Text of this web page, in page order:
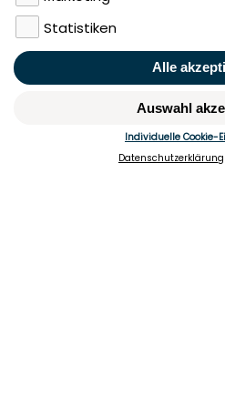
Impressum
Nutzungsbedingungen